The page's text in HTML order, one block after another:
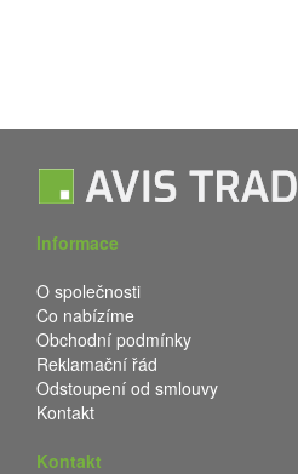
Informace
O společnosti
Co nabízíme
Obchodní podmínky
Reklamační řád
Odstoupení od smlouvy
Kontakt
Kontakt